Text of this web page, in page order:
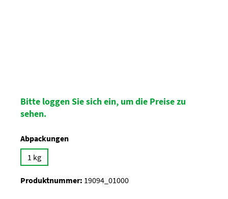
Bitte loggen Sie sich ein, um die Preise zu
sehen.
Abpackungenauswählen
1 kg
Produktnummer: 19094_01000